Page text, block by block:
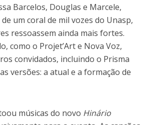
Barcelos, Douglas e Marcele,
um coral de mil vozes do Unasp,
ressoassem ainda mais fortes.
como o Projet’Art e Nova Voz,
convidados, incluindo o Prisma
versões: a atual e a formação de
músicas do novo Hinário